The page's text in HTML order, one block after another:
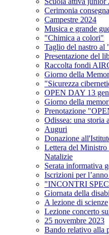
Cerimonia
Campestre 2024
Musica e grande
"Chimica a colori"
Taglio del nastro
Presentazione del
Raccolta fondi
Giorno della
"Sicurezza
OPEN DAY 13
Giorno della
Prenotazione
Odissea: una storia
Auguri
Donazione
Lettera del Ministro
Natalizie
Serata informativa
Iscrizioni per
"INCONTRI
Giornata della
A lezione di scienze
Lezione concerto
25 novembre 2023
Bando relativo alla